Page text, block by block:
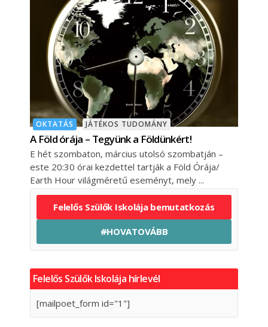
OKTATÁS JÁTÉKOS TUDOMÁNY
A Föld órája – Tegyünk a Földünkért!
E hét szombaton, március utolsó szombatján –
este 20:30 órai kezdettel tartják a Föld Órája/
Earth Hour világméretű eseményt, mely
Felelős Szülők Iskolája bemutatkozás
#HOVATOVÁBB
Felelős Szülők Iskolája hírlevél
[mailpoet_form id="1"]